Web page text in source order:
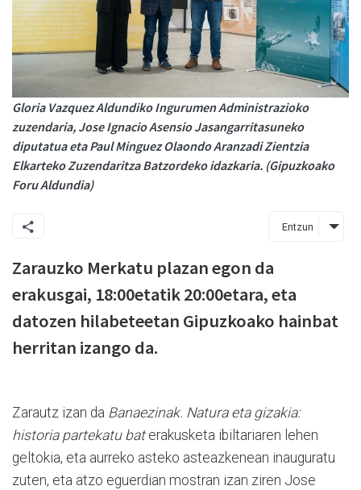
Gloria Vazquez Aldundiko Ingurumen Administrazioko
zuzendaria, Jose Ignacio Asensio Jasangarritasuneko
diputatua eta Paul Minguez Olaondo Aranzadi Zientzia
Elkarteko Zuzendaritza Batzordeko idazkaria. (Gipuzkoako
Foru Aldundia)
Entzun
Zarauzko Merkatu plazan egon da
erakusgai, 18:00etatik 20:00etara, eta
datozen hilabeteetan Gipuzkoako hainbat
herritan izango da.
Zarautz izan da Banaezinak. Natura eta gizakia:
historia partekatu baterakusketa ibiltariaren lehen
geltokia, eta aurreko asteko asteazkenean inauguratu
zuten, eta atzo eguerdian mostran izan ziren Jose